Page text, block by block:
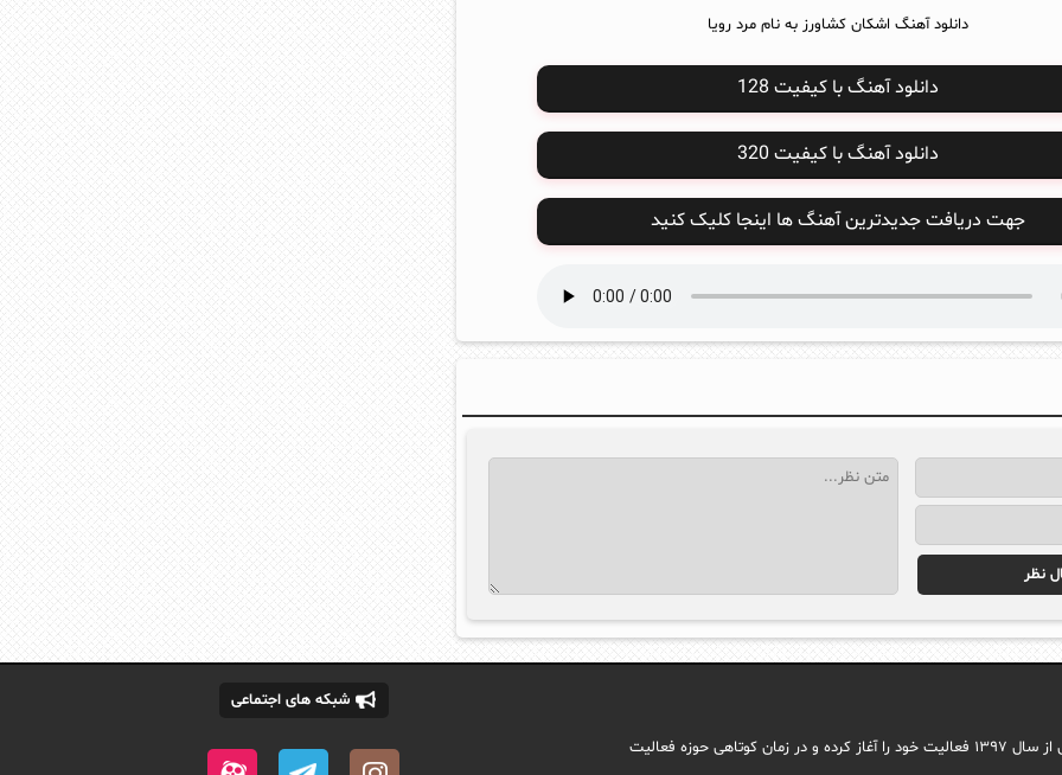
دانلود آهنگ اشکان کشاورز به نام مرد رویا
دانلود آهنگ با کیفیت 128
دانلود آهنگ با کیفیت 320
جهت دریافت جدیدترین آهنگ ها اینجا کلیک کنید
مجله اینترنتی ایما با هدف راه اندازی سایتی جامع در حوزه اجتماعی وب فارسی از سال ۱۳۹۷ فعالیت خود را آغاز کرده و در زمان کوتاهی حوزه فعالیت
شبکه های اجتماعی